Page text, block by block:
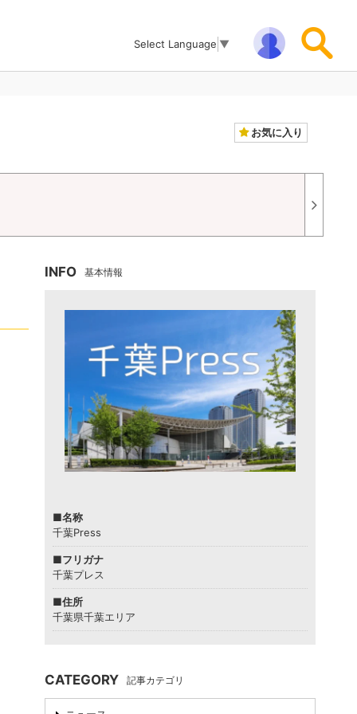
Select Language ▼
お気に入り
INFO 基本情報
■名称
千葉Press
■フリガナ
千葉プレス
■住所
千葉県千葉エリア
CATEGORY 記事カテゴリ